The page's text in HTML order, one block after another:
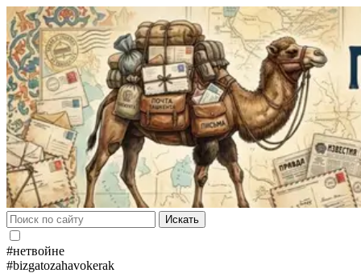
Искать
#нетвойне
#bizgatozahavokerak